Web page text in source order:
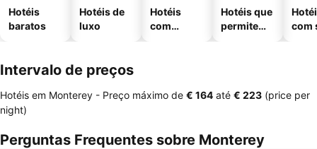
Hotéis
baratos
Hotéis de
luxo
Hotéis
com
Hotéis que
permitem
com
Intervalo de preços
Hotéis em Monterey - Preço máximo de ‎€ 164 até ‎€ 223 (price per
night)
Perguntas Frequentes sobre Monterey